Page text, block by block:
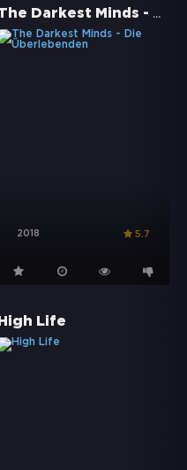
The Darkest Minds - Die Überlebenden
2018 5.7
High Life